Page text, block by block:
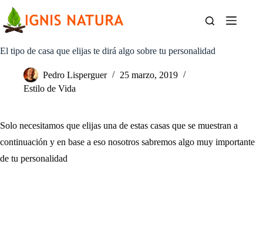
contenido
El tipo de casa que elijas te dirá algo sobre tu personalidad
Pedro Lisperguer
25 marzo, 2019
Estilo de Vida
Solo necesitamos que elijas una de estas casas que se muestran a
continuación y en base a eso nosotros sabremos algo muy importante
de tu personalidad